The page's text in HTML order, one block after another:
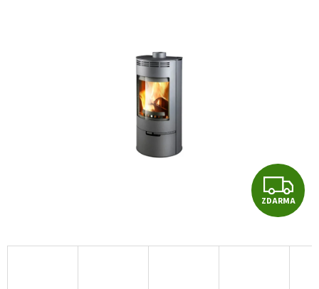
Z
D
A
ZDARMA